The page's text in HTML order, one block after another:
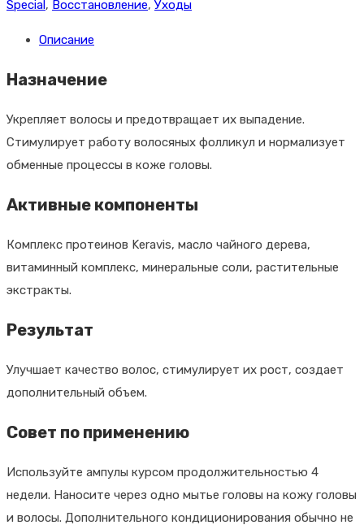
Mitchell
ампулы
против
волос
Tea
Tree
Lotion,
6
Special , Восстановление,Уходы
Описание
Назначение
Укрепляет волосы и предотвращает их выпадение.
Стимулирует работу волосяных фолликул и нормализует
обменные процессы в коже головы.
Активные компоненты
Комплекс протеинов Keravis, масло чайного дерева,
витаминный комплекс, минеральные соли, растительные
экстракты.
Результат
Улучшает качество волос, стимулирует их рост, создает
дополнительный объем.
Совет по применению
Используйте ампулы курсом продолжительностью 4
недели. Наносите через одно мытье головы на кожу головы
и волосы. Дополнительного кондиционирования обычно не